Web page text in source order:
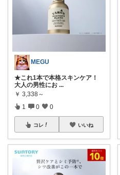
MEGU
★これ1本で本格スキンケア！
大人の男性にお ...
￥ 3,338～
1 0 0
コレ いいね